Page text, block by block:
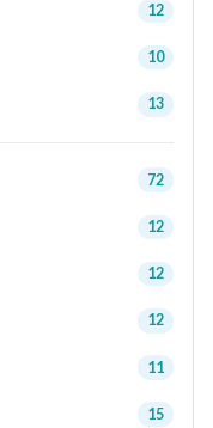
12
10
13
72
12
12
12
11
15